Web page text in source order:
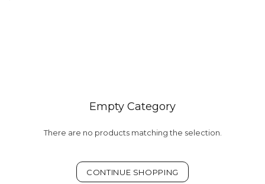
Empty Category
There are no products matching the selection.
CONTINUE SHOPPING